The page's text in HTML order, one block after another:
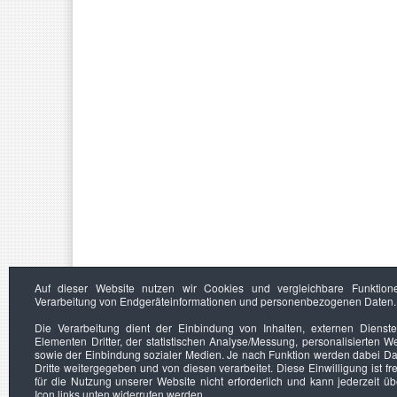
Auf dieser Website nutzen wir Cookies und vergleichbare
Verarbeitung von Endgeräteinformationen und personenbezogenen Daten.
Die Verarbeitung dient der Einbindung von Inhalten, externen
Elementen Dritter, der statistischen Analyse/Messung, personalisierten
sowie der Einbindung sozialer Medien. Je nach Funktion werden dabei
Dritte weitergegeben und von diesen verarbeitet. Diese Einwilligung ist
für die Nutzung unserer Website nicht erforderlich und kann jederzeit
Icon links unten widerrufen werden.